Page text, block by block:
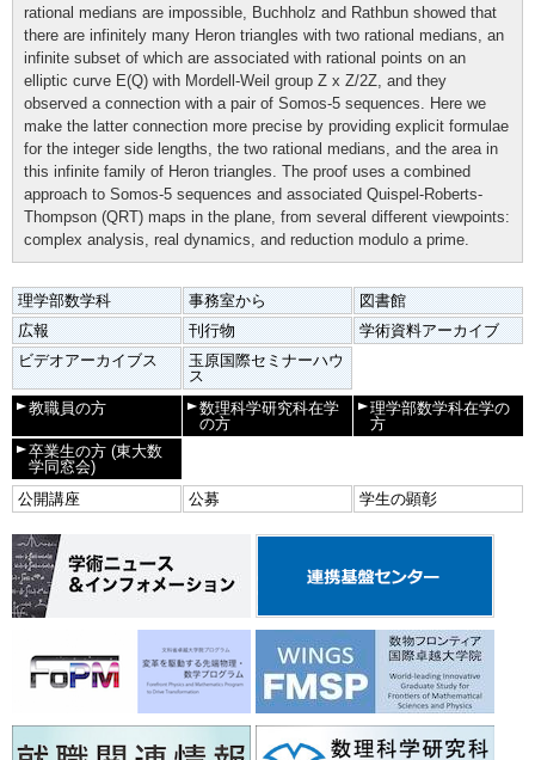
rational medians are impossible, Buchholz and Rathbun showed that
there are infinitely many Heron triangles with two rational medians, an
infinite subset of which are associated with rational points on an
elliptic curve E(Q) with Mordell-Weil group Z x Z/2Z, and they
observed a connection with a pair of Somos-5 sequences. Here we
make the latter connection more precise by providing explicit formulae
for the integer side lengths, the two rational medians, and the area in
this infinite family of Heron triangles. The proof uses a combined
approach to Somos-5 sequences and associated Quispel-Roberts-
Thompson (QRT) maps in the plane, from several different viewpoints:
complex analysis, real dynamics, and reduction modulo a prime.
理学部数学科 事務室から
図書館
広報
刊行物
学術資料アーカイブ
ビデオアーカイブス
玉原国際セミナーハウ
ス
教職員の方
数理科学研究科在学
の方
理学部数学科在学の
方
卒業生の方 (東大数
学同窓会)
公開講座
公募 学生の顕彰